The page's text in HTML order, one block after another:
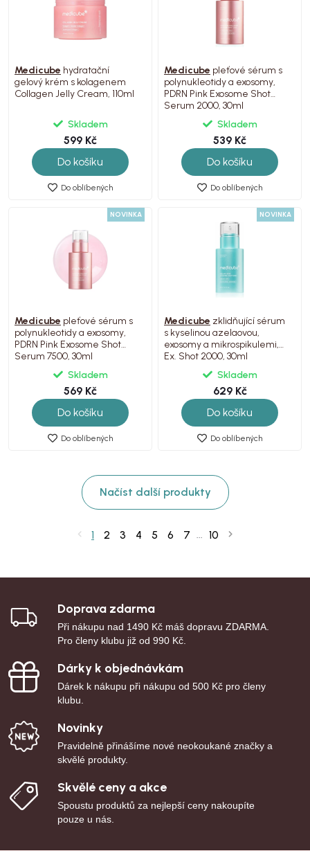
Medicube hydratační
gelový krém s kolagenem
Collagen Jelly Cream, 110ml
Skladem
599 Kč
Do košíku
Do oblíbených
Medicube pleťové sérum s
polynukleotidy a exosomy,
PDRN Pink Exosome Shot
Serum 2000, 30ml
Skladem
539 Kč
Do košíku
Do oblíbených
NOVINKA
Medicube pleťové sérum s
polynukleotidy a exosomy,
PDRN Pink Exosome Shot
Serum 7500, 30ml
Skladem
569 Kč
Do košíku
Do oblíbených
NOVINKA
Medicube zklidňující sérum
s kyselinou azelaovou,
exosomy a mikrospikulemi,
Ex. Shot 2000, 30ml
Skladem
629 Kč
Do košíku
Do oblíbených
Načíst další produkty
1 2 3 4 5 6 7 ... 10
Doprava zdarma
Při nákupu nad 1490 Kč máš dopravu ZDARMA.
Pro členy klubu již od 990 Kč.
Dárky k objednávkám
Dárek k nákupu při nákupu od 500 Kč pro členy
klubu.
Novinky
Pravidelně přinášíme nové neokoukané značky a
skvělé produkty.
Skvělé ceny a akce
Spoustu produktů za nejlepší ceny nakoupíte
pouze u nás.